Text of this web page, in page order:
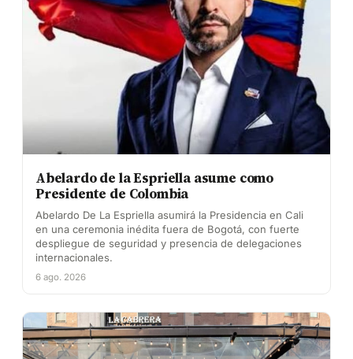
Abelardo de la Espriella asume como
Presidente de Colombia
Abelardo De La Espriella asumirá la Presidencia en Cali
en una ceremonia inédita fuera de Bogotá, con fuerte
despliegue de seguridad y presencia de delegaciones
internacionales.
6 ago. 2026